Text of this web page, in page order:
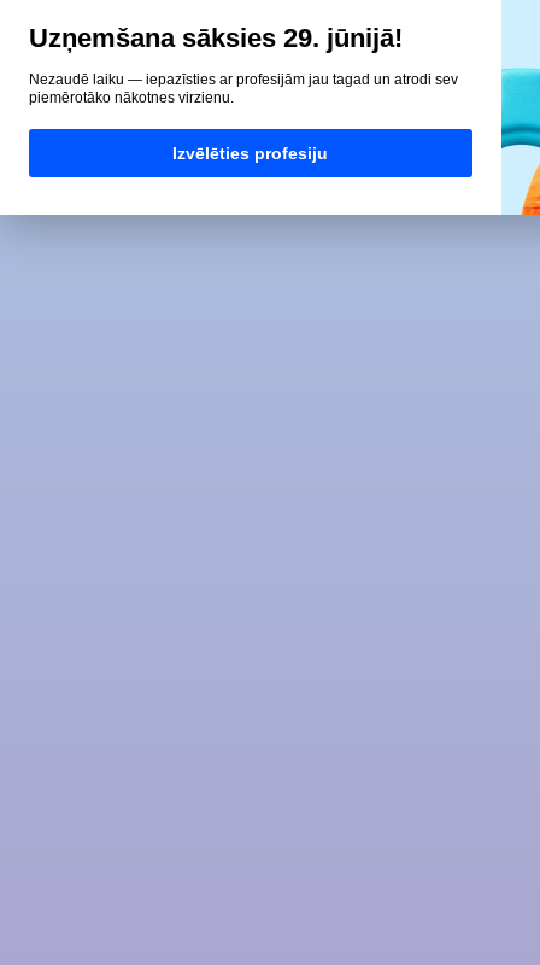
Uzņemšana sāksies 29. jūnijā!
Nezaudē laiku — iepazīsties ar profesijām jau tagad un atrodi sev
piemērotāko nākotnes virzienu.
Izvēlēties profesiju